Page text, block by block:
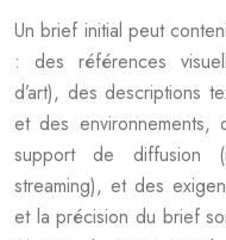
Un brief initial peut
: des références
d’art), des descriptions
et des environnements,
support de diffusion
streaming), et des
et la précision du brief